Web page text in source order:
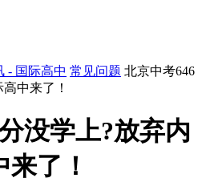
- 国际高中 常见问题 北京中考646
中来了！
没学上?放弃内
了！